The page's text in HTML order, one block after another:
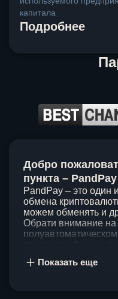
капитала
Подробнее
Добро
пункта – PandPay
PandPay – это один
обмена
можем обменять и
Обрати внимание на
клиентов, поэтому
Показать еще